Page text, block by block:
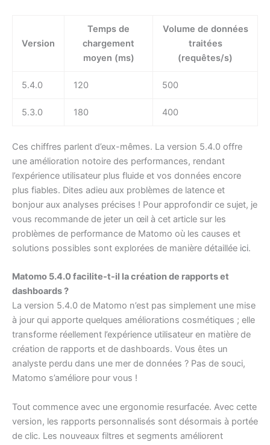
Version
Temps de
chargement
moyen (ms)
Volume de données
traitées
(requêtes/s)
5.4.0 120 500
5.3.0 180 400
Ces chiffres parlent d’eux-mêmes. La version 5.4.0 offre
une amélioration notoire des performances, rendant
l’expérience utilisateur plus fluide et vos données encore
plus fiables. Dites adieu aux problèmes de latence et
bonjour aux analyses précises ! Pour approfondir ce sujet, je
vous recommande de jeter un œil à cet article sur les
problèmes de performance de Matomo où les causes et
solutions possibles sont explorées de manière détaillée ici.
Matomo 5.4.0 facilite-t-il la création de rapports et
dashboards ?
La version 5.4.0 de Matomo n’est pas simplement une mise
à jour qui apporte quelques améliorations cosmétiques ; elle
transforme réellement l’expérience utilisateur en matière de
création de rapports et de dashboards. Vous êtes un
analyste perdu dans une mer de données ? Pas de souci,
Matomo s’améliore pour vous !
Tout commence avec une ergonomie resurfacée. Avec cette
version, les rapports personnalisés sont désormais à portée
de clic. Les nouveaux filtres et segments améliorent